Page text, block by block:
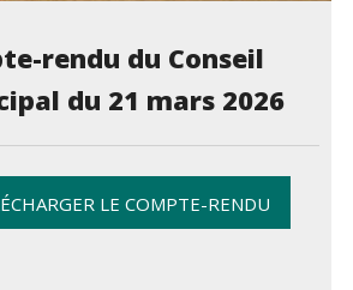
rendu du Conseil
du 21 mars 2026
LE COMPTE-RENDU